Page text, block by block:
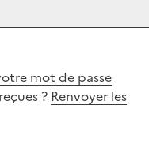
mot de passe
? Renvoyer les